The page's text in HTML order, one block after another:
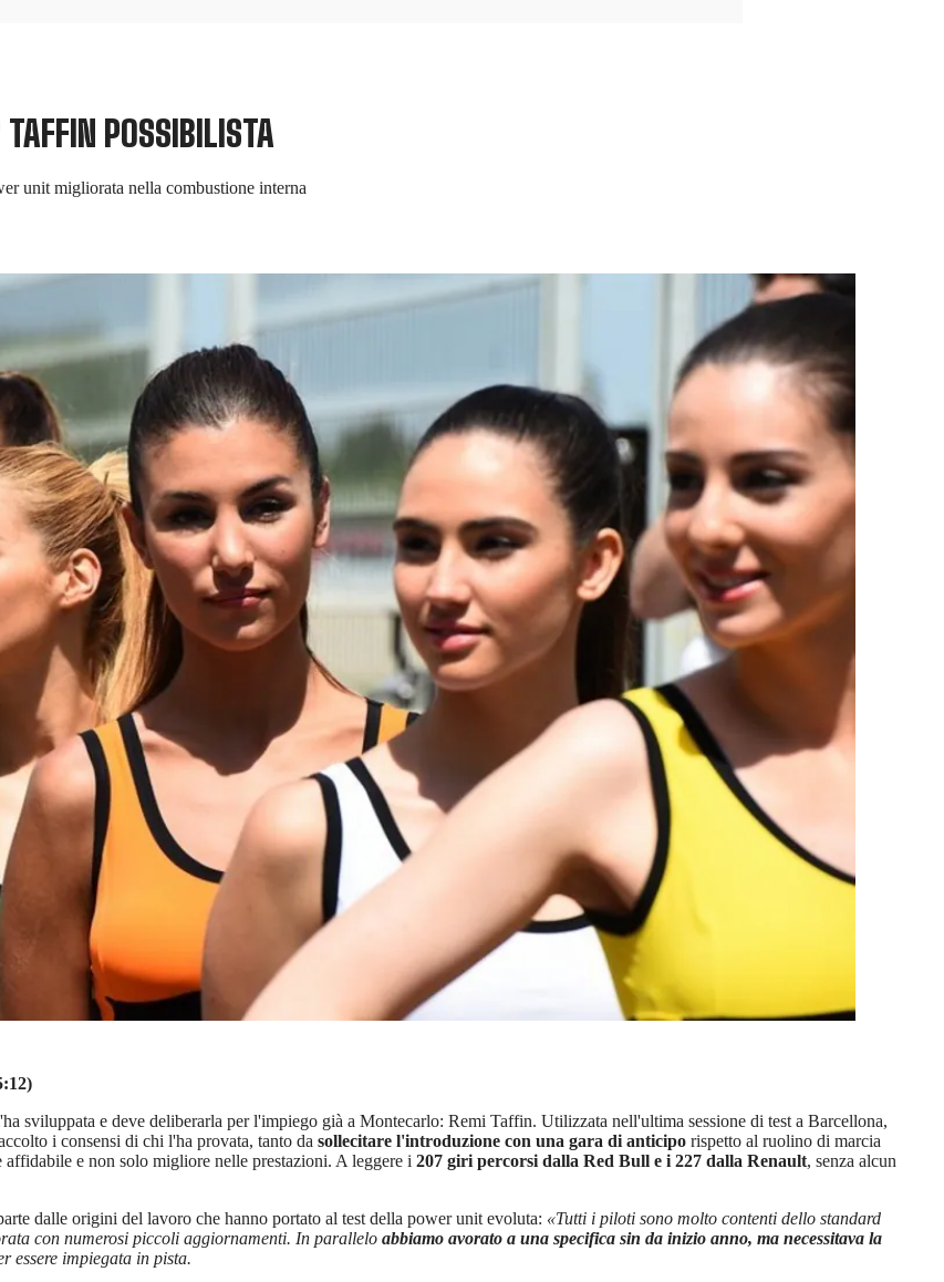
POSSIBILISTA
unit migliorata nella combustione interna
sviluppata e deve deliberarla per l'impiego già a Montecarlo: Remi Taffin. Utilizzata nell'ultima sessione di test a Barcellona,
i consensi di chi l'ha provata, tanto da sollecitare l'introduzione con una gara di anticipo rispetto al ruolino di marcia
e non solo migliore nelle prestazioni. A leggere i 207 giri percorsi dalla Red Bull e i 227 dalla Renault, senza alcun
dalle origini del lavoro che hanno portato al test della power unit evoluta: «Tutti i piloti sono molto contenti dello standard
con numerosi piccoli aggiornamenti. In parallelo abbiamo avorato a una specifica sin da inizio anno, ma necessitava la
impiegata in pista.